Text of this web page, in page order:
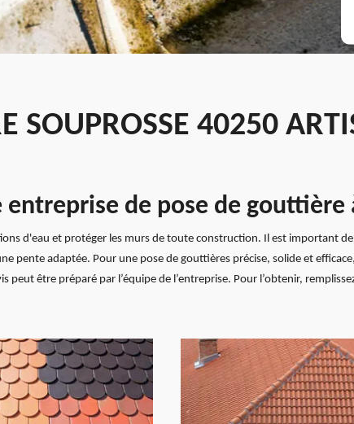
SOUPROSSE 40250
de pose de gouttière
d'eau et protéger les murs de toute construction. Il est important
pente adaptée. Pour une pose de gouttières précise, solide et
peut être préparé par l’équipe de l’entreprise. Pour l’obtenir,